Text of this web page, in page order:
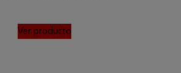
Ver producto